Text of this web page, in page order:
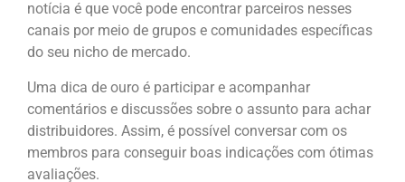
notícia é que você pode encontrar parceiros nesses
canais por meio de grupos e comunidades específicas
do seu nicho de mercado.
Uma dica de ouro é participar e acompanhar
comentários e discussões sobre o assunto para achar
distribuidores. Assim, é possível conversar com os
membros para conseguir boas indicações com ótimas
avaliações.